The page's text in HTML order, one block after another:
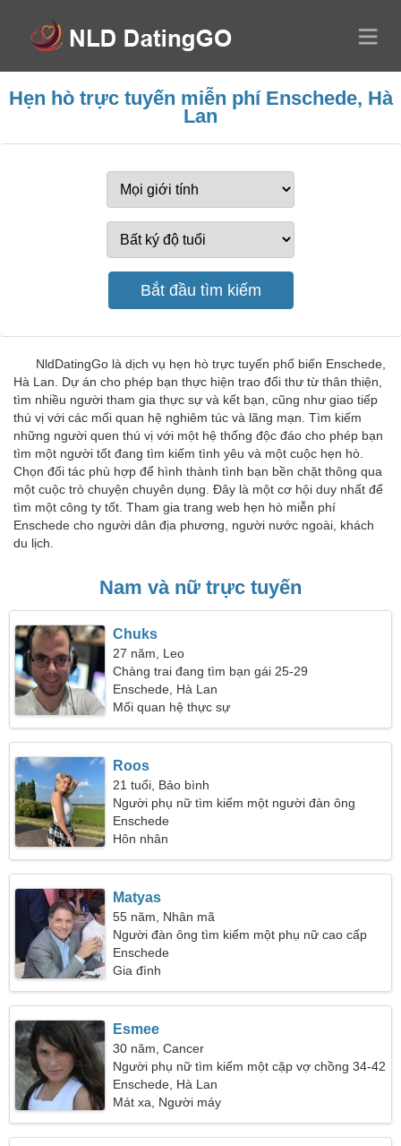
Hẹn hò trực tuyến miễn phí Enschede, Hà
Lan
NldDatingGo là dịch vụ hẹn hò trực tuyến phổ biến Enschede,
Hà Lan. Dự án cho phép bạn thực hiện trao đổi thư từ thân thiện,
tìm nhiều người tham gia thực sự và kết bạn, cũng như giao tiếp
thú vị với các mối quan hệ nghiêm túc và lãng mạn. Tìm kiếm
những người quen thú vị với một hệ thống độc đáo cho phép bạn
tìm một người tốt đang tìm kiếm tình yêu và một cuộc hẹn hò.
Chọn đối tác phù hợp để hình thành tình bạn bền chặt thông qua
một cuộc trò chuyện chuyên dụng. Đây là một cơ hội duy nhất để
tìm một công ty tốt. Tham gia trang web hẹn hò miễn phí
Enschede cho người dân địa phương, người nước ngoài, khách
du lịch.
Nam và nữ trực tuyến
Chuks
27 năm, Leo
Chàng trai đang tìm bạn gái 25-29
Enschede, Hà Lan
Mối quan hệ thực sự
Roos
21 tuổi, Bảo bình
Người phụ nữ tìm kiếm một người đàn ông
Enschede
Hôn nhân
Matyas
55 năm, Nhân mã
Người đàn ông tìm kiếm một phụ nữ cao cấp
Enschede
Gia đình
Esmee
30 năm, Cancer
Người phụ nữ tìm kiếm một cặp vợ chồng 34-42
Enschede, Hà Lan
Mát xa, Người máy